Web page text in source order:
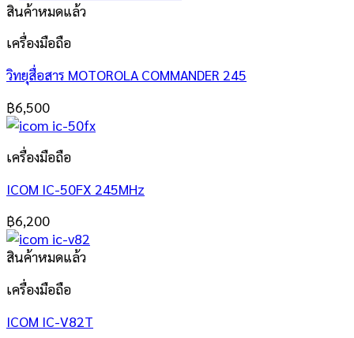
สินค้าหมดแล้ว
เครื่องมือถือ
วิทยุสื่อสาร MOTOROLA COMMANDER 245
฿6,500
เครื่องมือถือ
ICOM IC-50FX 245MHz
฿6,200
สินค้าหมดแล้ว
เครื่องมือถือ
ICOM IC-V82T